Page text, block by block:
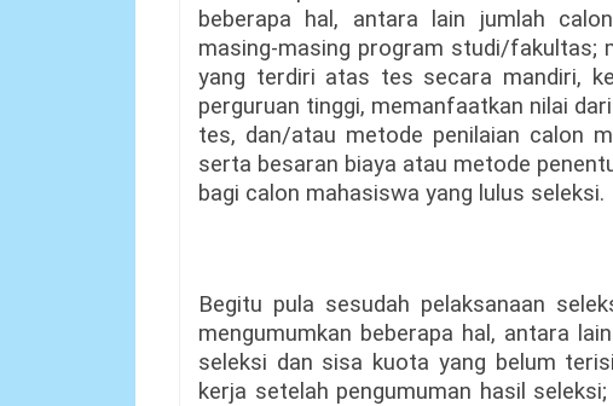
beberapa hal, antara lain jumlah
masing-masing program studi/fakultas;
yang terdiri atas tes secara mandiri,
perguruan tinggi, memanfaatkan nilai
tes, dan/atau metode penilaian calon
serta besaran biaya atau metode
bagi calon mahasiswa yang lulus seleksi.
Begitu pula sesudah pelaksanaan
mengumumkan beberapa hal, antara
seleksi dan sisa kuota yang belum
kerja setelah pengumuman hasil